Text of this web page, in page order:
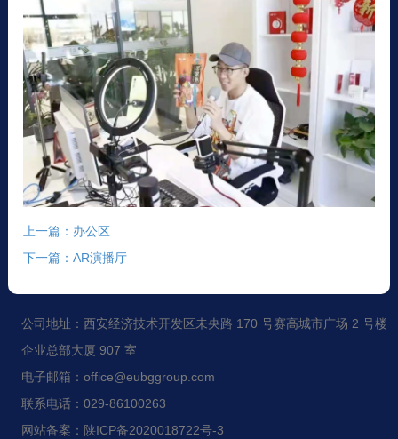
上一篇：办公区
下一篇：AR演播厅
公司地址：西安经济技术开发区未央路 170 号赛高城市广场 2 号楼
企业总部大厦 907 室
电子邮箱：office@eubggroup.com
联系电话：029-86100263
网站备案：陕ICP备2020018722号-3